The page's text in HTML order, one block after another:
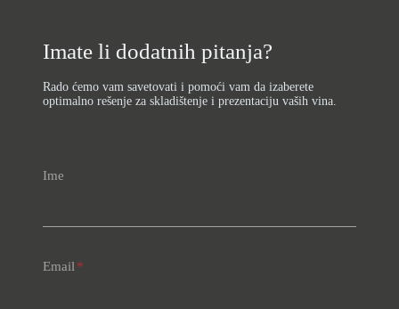
Imate li dodatnih pitanja?
Rado ćemo vam savetovati i pomoći vam da izaberete
optimalno rešenje za skladištenje i prezentaciju vaših vina.
Ime
Email *